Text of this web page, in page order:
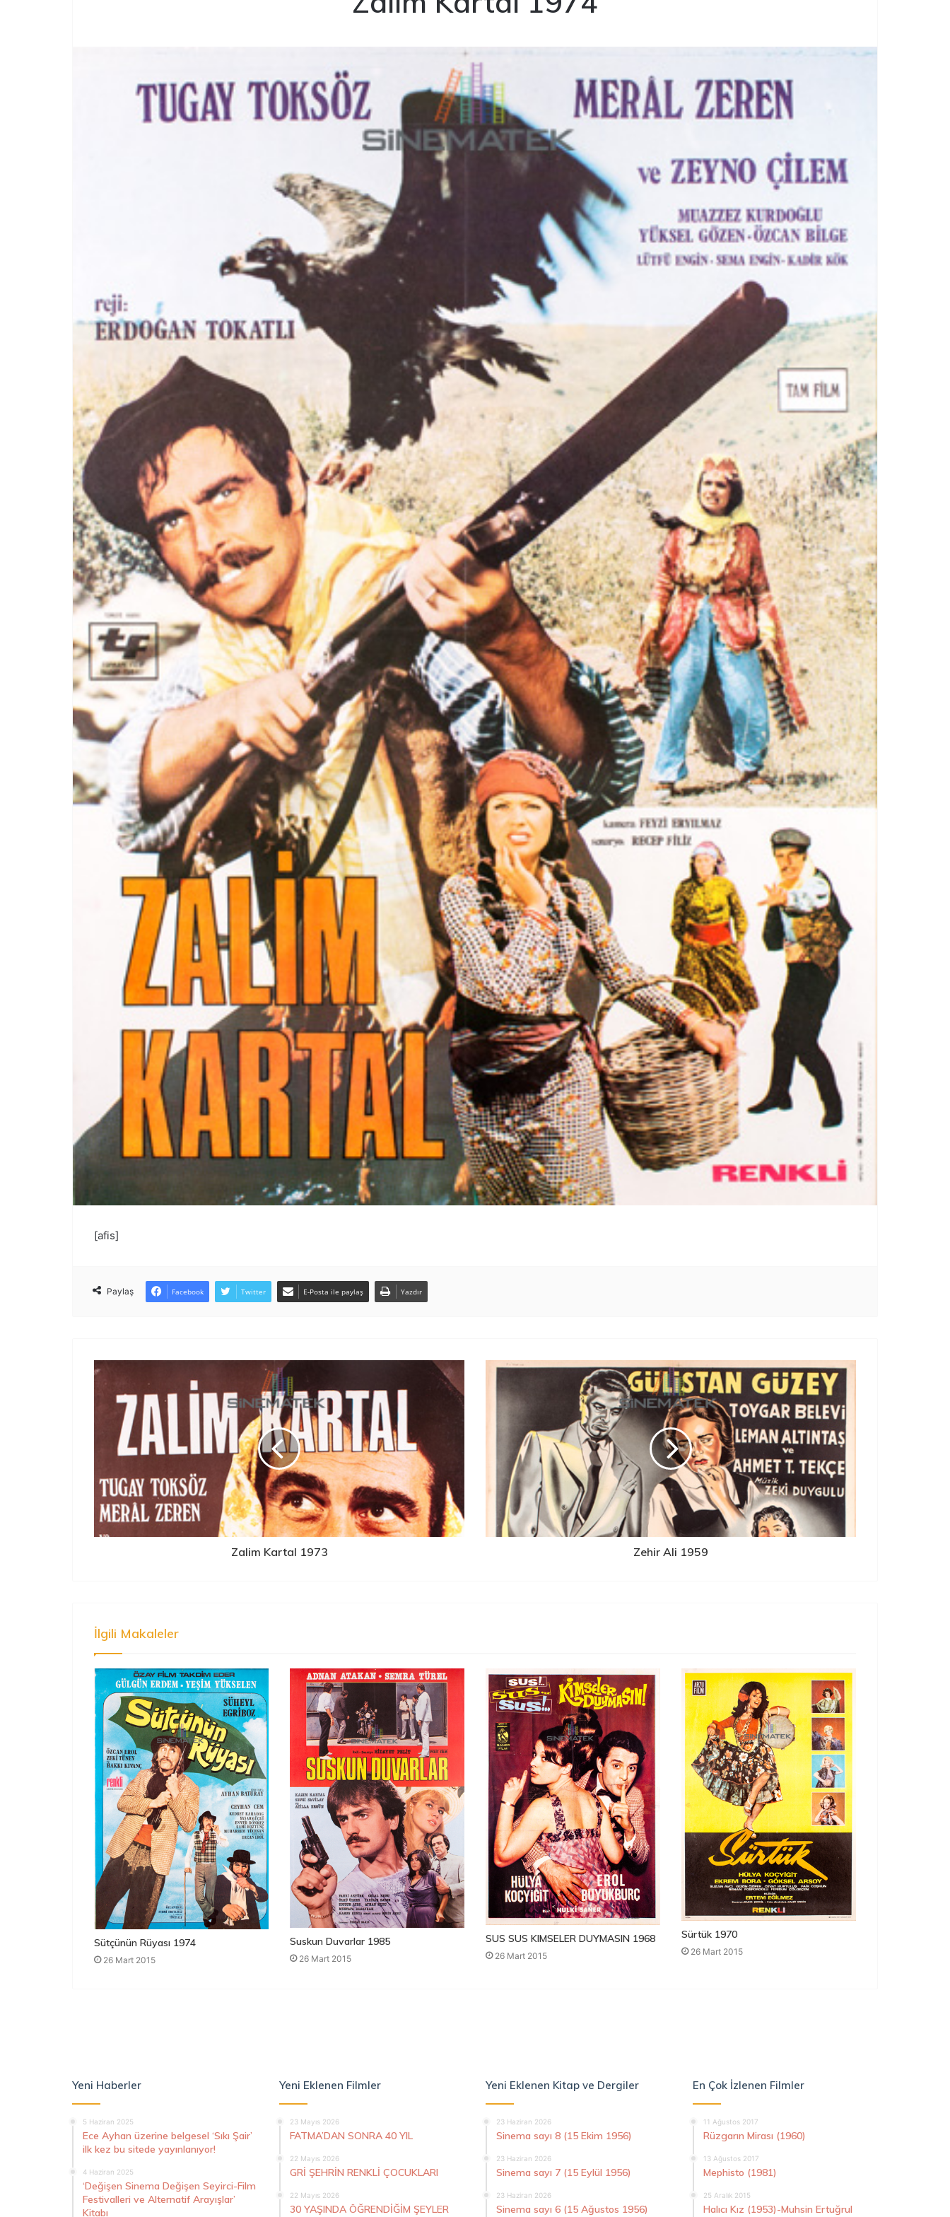
[afis]
Paylaş Facebook Twitter E-Posta ile paylaş Yazdır
Zalim Kartal 1973 Zehir Ali 1959
İlgili Makaleler
Sütçünün Rüyası 1974
26 Mart 2015
Suskun Duvarlar 1985
26 Mart 2015
SUS SUS KIMSELER DUYMASIN 1968
26 Mart 2015
Sürtük 1970
26 Mart 2015
Yeni Haberler
5 Haziran 2025
Ece Ayhan üzerine belgesel ‘Sıkı Şair’
ilk kez bu sitede yayınlanıyor!
4 Haziran 2025
‘Değişen Sinema Değişen Seyirci-Film
Festivalleri ve Alternatif Arayışlar’
Kitabı
Yeni Eklenen Filmler
23 Mayıs 2026
FATMA’DAN SONRA 40 YIL
22 Mayıs 2026
GRİ ŞEHRİN RENKLİ ÇOCUKLARI
22 Mayıs 2026
30 YAŞINDA ÖĞRENDİĞİM ŞEYLER
Yeni Eklenen Kitap ve Dergiler
23 Haziran 2026
Sinema sayı 8 (15 Ekim 1956)
23 Haziran 2026
Sinema sayı 7 (15 Eylül 1956)
23 Haziran 2026
Sinema sayı 6 (15 Ağustos 1956)
En Çok İzlenen Filmler
11 Ağustos 2017
Rüzgarın Mirası (1960)
13 Ağustos 2017
Mephisto (1981)
25 Aralık 2015
Halıcı Kız (1953)-Muhsin Ertuğrul